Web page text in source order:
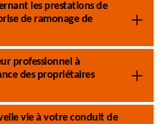
les prestations de
de ramonage de
professionnel à
des propriétaires
vie à votre conduit de